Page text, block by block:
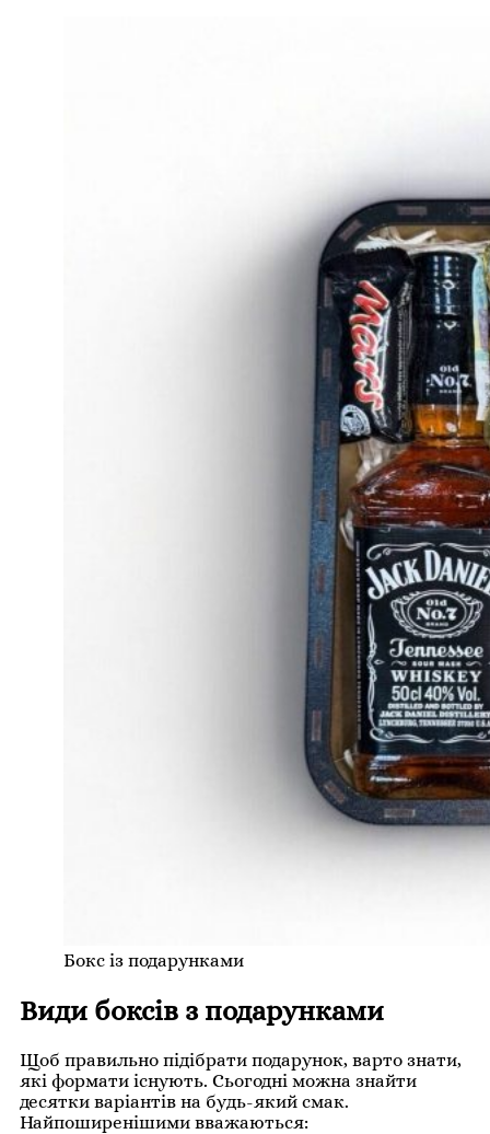
Бокс із подарунками
Види боксів з подарунками
Щоб правильно підібрати подарунок, варто знати,
які формати існують. Сьогодні можна знайти
десятки варіантів на будь-який смак.
Найпоширенішими вважаються: